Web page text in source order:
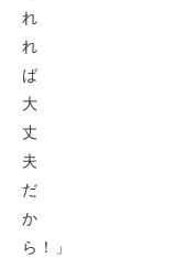
れ
れ
ば
大
丈
夫
だ
か
ら！」